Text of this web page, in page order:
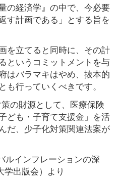
の経済学』の中で、今必要
す計画である」とする旨を
を立てると同時に、その計
というコミットメントを与
はバラマキはやめ、抜本的
も行っていくべきです。
の財源として、医療保険
ども・子育て支援金」を活
だ、少子化対策関連法案が
ルインフレーションの深
学出版会）より